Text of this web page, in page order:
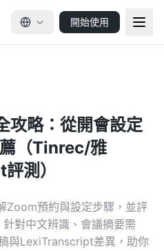
開始使用
略：從開會設定
（Tinrec/雅
測）
Zoom預約與設定步驟，並評
對中文辨識、會議摘要需
與LexiTranscript差異，助你